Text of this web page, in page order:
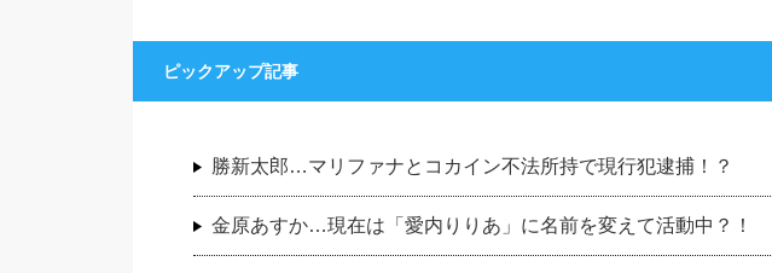
ピックアップ記事
勝新太郎…マリファナとコカイン不法所持で現行犯逮捕！？
金原あすか…現在は「愛内りりあ」に名前を変えて活動中？！